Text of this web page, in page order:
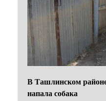
В Ташлинском
напала собака